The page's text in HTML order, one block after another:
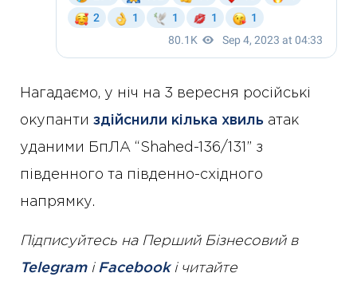
Нагадаємо, у ніч на 3 вересня російські
окупанти здійснили кілька хвиль атак
уданими БпЛА “Shahed-136/131” з
південного та південно-східного
напрямку.
Підписуйтесь на Перший Бізнесовий в
Telegramі Facebookі читайте